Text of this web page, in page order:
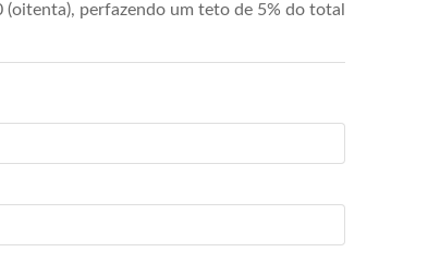
perfazendo um teto de 5% do total